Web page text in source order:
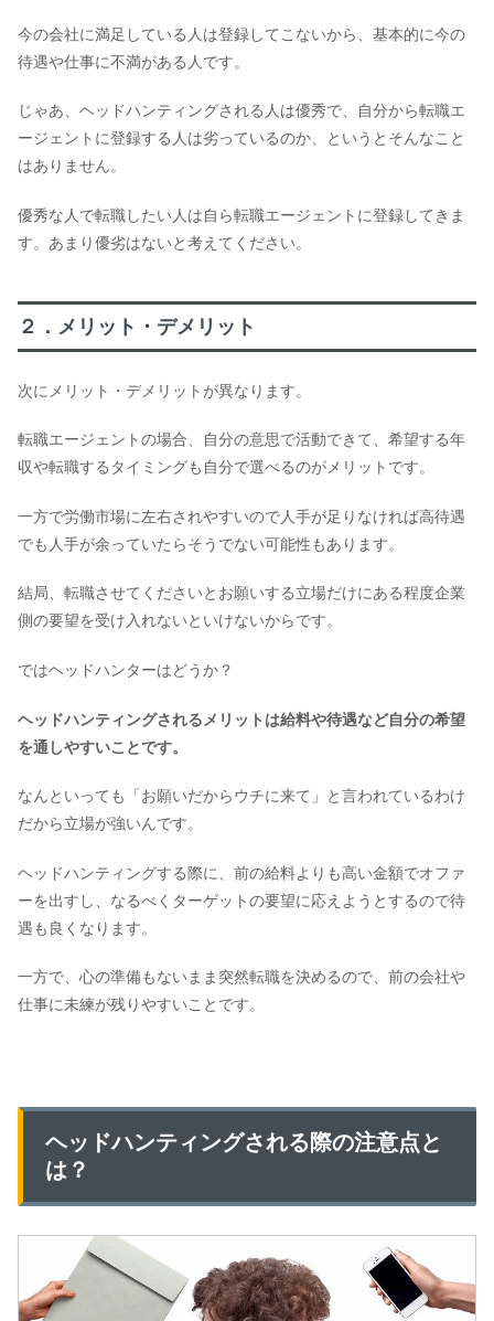
今の会社に満足している人は登録してこないから、基本的に今の
待遇や仕事に不満がある人です。
じゃあ、ヘッドハンティングされる人は優秀で、自分から転職エ
ージェントに登録する人は劣っているのか、というとそんなこと
はありません。
優秀な人で転職したい人は自ら転職エージェントに登録してきま
す。あまり優劣はないと考えてください。
２．メリット・デメリット
次にメリット・デメリットが異なります。
転職エージェントの場合、自分の意思で活動できて、希望する年
収や転職するタイミングも自分で選べるのがメリットです。
一方で労働市場に左右されやすいので人手が足りなければ高待遇
でも人手が余っていたらそうでない可能性もあります。
結局、転職させてくださいとお願いする立場だけにある程度企業
側の要望を受け入れないといけないからです。
ではヘッドハンターはどうか？
ヘッドハンティングされるメリットは給料や待遇など自分の希望
を通しやすいことです。
なんといっても「お願いだからウチに来て」と言われているわけ
だから立場が強いんです。
ヘッドハンティングする際に、前の給料よりも高い金額でオファ
ーを出すし、なるべくターゲットの要望に応えようとするので待
遇も良くなります。
一方で、心の準備もないまま突然転職を決めるので、前の会社や
仕事に未練が残りやすいことです。
ヘッドハンティングされる際の注意点と
は？